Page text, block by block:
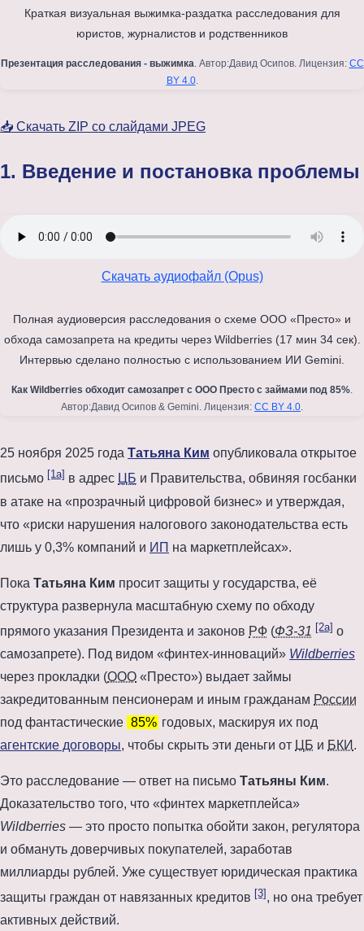
Краткая визуальная выжимка-раздатка расследования для
юристов, журналистов и родственников
Презентация расследования - выжимка . Автор:Давид Осипов. Лицензия: CC
BY 4.0.
📥 Скачать ZIP со слайдами JPEG
1. Введение и постановка проблемы
Скачать аудиофайл (Opus)
Полная аудиоверсия расследования о схеме ООО «Престо» и
обхода самозапрета на кредиты через Wildberries (17 мин 34 сек).
Интервью сделано полностью с использованием ИИ Gemini.
Как Wildberries обходит самозапрет с ООО Престо с займами под 85%.
Автор:Давид Осипов & Gemini. Лицензия: CC BY 4.0.
25 ноября 2025 года Татьяна Ким опубликовала открытое
письмо [1a] в адрес ЦБ и Правительства, обвиняя госбанки
в атаке на «прозрачный цифровой бизнес» и утверждая,
что
риски нарушения налогового законодательства есть
лишь у 0,3% компаний и ИП на маркетплейсах .
Пока Татьяна Ким просит защиты у государства, её
структура развернула масштабную схему по обходу
прямого указания Президента и законов РФ (ФЗ-31 [2a] о
самозапрете). Под видом «финтех-инноваций» Wildberries
через прокладки (ООО «Престо») выдает займы
закредитованным пенсионерам и иным гражданам России
под фантастические 85% годовых, маскируя их под
агентские договоры, чтобы скрыть эти деньги от ЦБ и БКИ .
Это расследование — ответ на письмо Татьяны Ким.
Доказательство того, что «финтех маркетплейса»
Wildberries — это просто попытка обойти закон, регулятора
и обмануть доверчивых покупателей, заработав
миллиарды рублей. Уже существует юридическая практика
защиты граждан от навязанных кредитов [3] , но она требует
активных действий.